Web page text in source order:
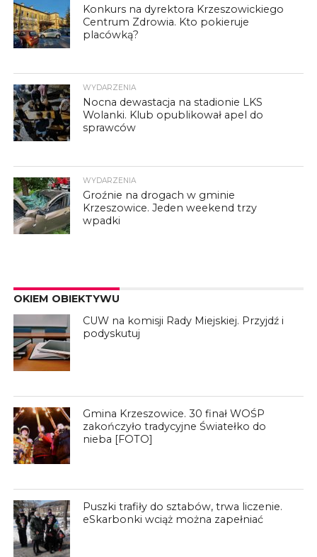
Konkurs na dyrektora Krzeszowickiego
Centrum Zdrowia. Kto pokieruje
placówką?
WYDARZENIA
Nocna dewastacja na stadionie LKS
Wolanki. Klub opublikował apel do
sprawców
WYDARZENIA
Groźnie na drogach w gminie
Krzeszowice. Jeden weekend trzy
wpadki
OKIEM OBIEKTYWU
CUW na komisji Rady Miejskiej. Przyjdź i
podyskutuj
Gmina Krzeszowice. 30 finał WOŚP
zakończyło tradycyjne Światełko do
nieba [FOTO]
Puszki trafiły do sztabów, trwa liczenie.
eSkarbonki wciąż można zapełniać